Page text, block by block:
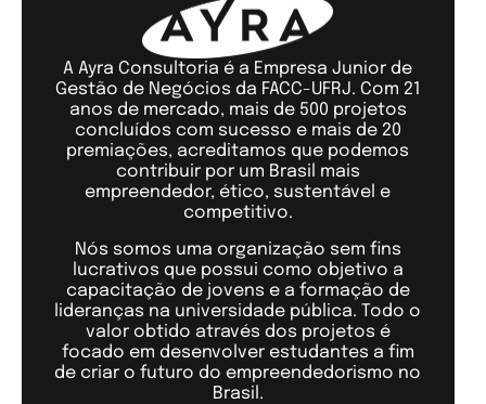
A Ayra Consultoria é a Empresa Junior de
Gestão de Negócios da FACC-UFRJ. Com 21
anos de mercado, mais de 500 projetos
concluídos com sucesso e mais de 20
premiações, acreditamos que podemos
contribuir por um Brasil mais
empreendedor, ético, sustentável e
competitivo.
Nós somos uma organização sem fins
lucrativos que possui como objetivo a
capacitação de jovens e a formação de
lideranças na universidade pública. Todo o
valor obtido através dos projetos é
focado em desenvolver estudantes a fim
de criar o futuro do empreendedorismo no
Brasil.